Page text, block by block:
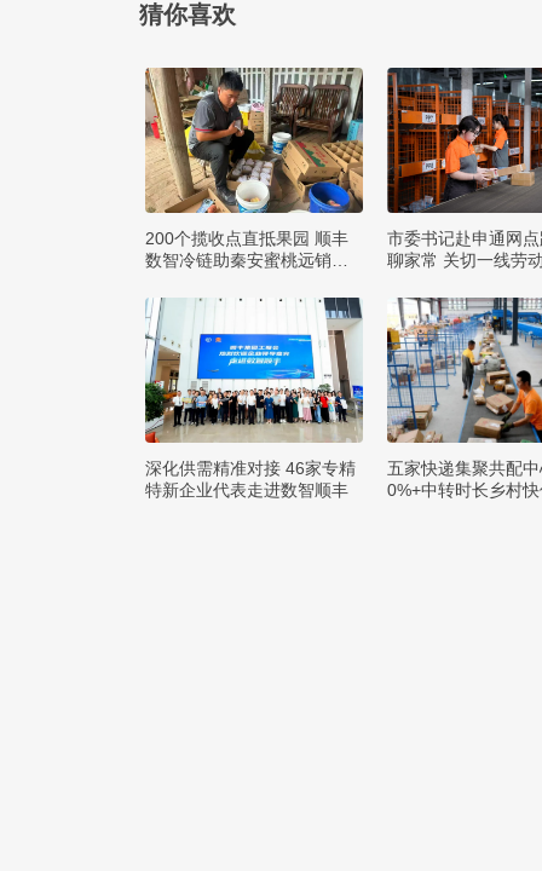
猜你喜欢
200个揽收点直抵果园 顺丰
数智冷链助秦安蜜桃远销四
市委书记赴申通网
聊家常 关切一线劳
深化供需精准对接 46家专精
特新企业代表走进数智顺丰
五家快递集聚共配
0%+中转时长乡村